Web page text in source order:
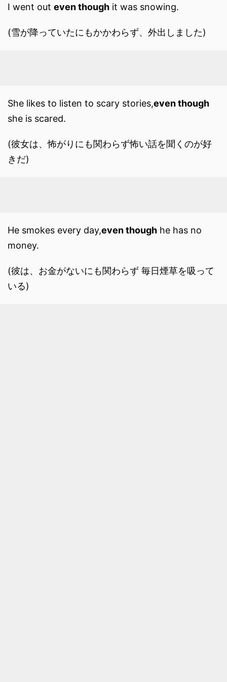
I went out even though it was snowing.
(雪が降っていたにもかかわらず、外出しました)
She likes to listen to scary stories,even though
she is scared.
(彼女は、怖がりにも関わらず怖い話を聞くのが好
きだ)
He smokes every day,even though he has no
money.
(彼は、お金がないにも関わらず 毎日煙草を吸って
いる)